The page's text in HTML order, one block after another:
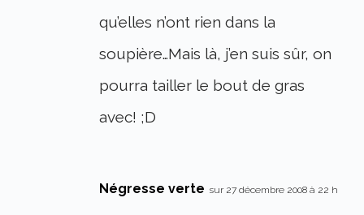
qu’elles n’ont rien dans la
soupière…Mais là, j’en suis sûr, on
pourra tailler le bout de gras
avec! ;D
Négresse verte sur 27 décembre 2008 à 22 h